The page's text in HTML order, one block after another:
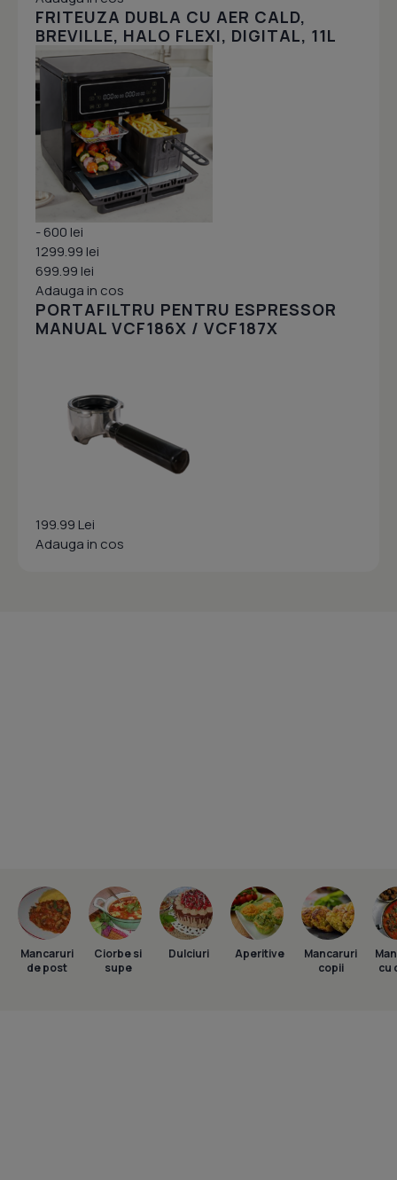
FRITEUZA DUBLA CU AER CALD,
BREVILLE, HALO FLEXI, DIGITAL, 11L
- 600 lei
1299.99 lei
699.99 lei
Adauga in cos
PORTAFILTRU PENTRU ESPRESSOR
MANUAL VCF186X / VCF187X
199.99 Lei
Adauga in cos
Mancaruri
de post
Ciorbe si
supe
Dulciuri Aperitive
Mancaruri
copii
cu